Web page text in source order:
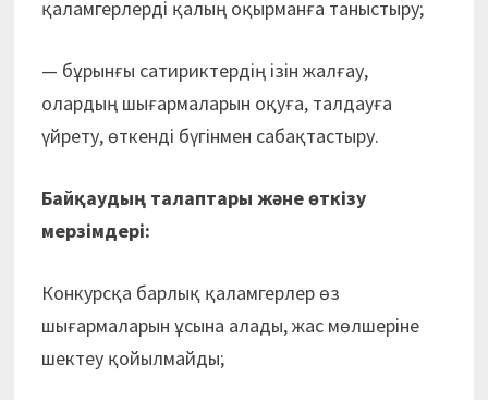
қаламгерлерді қалың оқырманға таныстыру;
— бұрынғы сатириктердің ізін жалғау,
олардың шығармаларын оқуға, талдауға
үйрету, өткенді бүгінмен сабақтастыру.
Байқаудың талаптары және өткізу
мерзімдері:
Конкурсқа барлық қаламгерлер өз
шығармаларын ұсына алады, жас мөлшеріне
шектеу қойылмайды;